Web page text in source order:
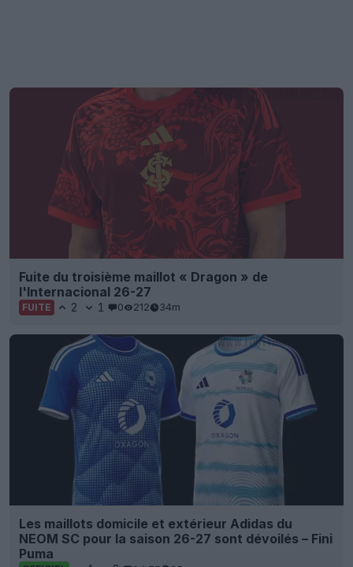
Fuite du troisième maillot « Dragon » de
l'Internacional 26-27
FUITE 2 1 0 212 34m
Les maillots domicile et extérieur Adidas du
NEOM SC pour la saison 26-27 sont dévoilés – Fini
Puma